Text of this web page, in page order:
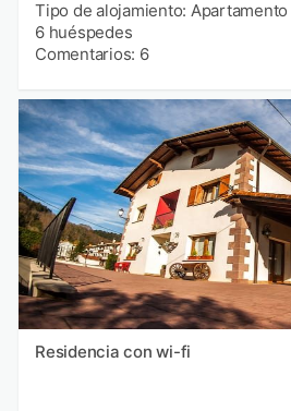
Tipo de alojamiento: Apartamento
6 huéspedes
Comentarios: 6
Residencia con wi-fi